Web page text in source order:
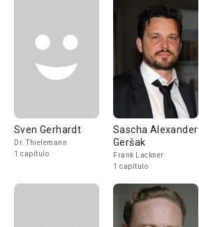
Sven Gerhardt
Dr. Thielemann
1 capítulo
Sascha Alexander
Geršak
Frank Lackner
1 capítulo